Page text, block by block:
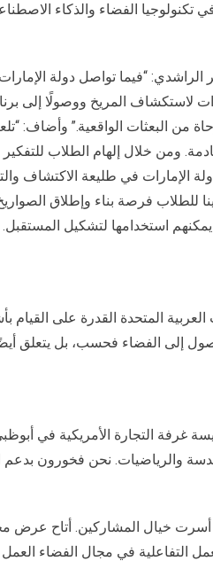
في تكنولوجيا الفضاء والذكاء
“فيما تواصل دولة
المريخ ووصولًا إلى
البعثات الواقعية.” وأضاف:
ومن خلال إلهام الطلاب للتفكير
الإمارات في طليعة الاكتشاف
للطلاب فرصة بناء وإطلاق
يمكنهم استخدامها لتشكيل
إلى الفضاء فحسب، بل يتعلق
غرفة التجارة الأمريكية في
والرياضيات. نحن فخورون
خيال المشاركين. أتاح عرض
التفاعلية في مجال الفضاء